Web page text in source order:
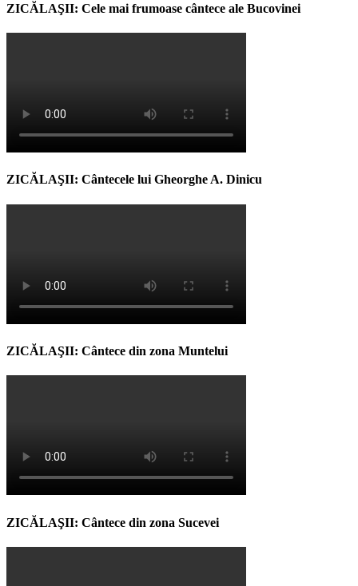
ZICĂLAŞII: Cele mai frumoase cântece ale Bucovinei
ZICĂLAŞII: Cântecele lui Gheorghe A. Dinicu
ZICĂLAŞII: Cântece din zona Muntelui
ZICĂLAŞII: Cântece din zona Sucevei